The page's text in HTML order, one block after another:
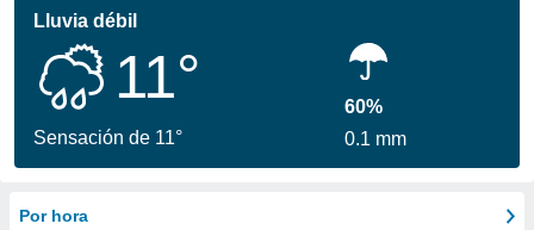
por
se
calidad.
a este
las
y
Lluvia débil
11°
Sensación de 11°
60%
0.1 mm
Por hora